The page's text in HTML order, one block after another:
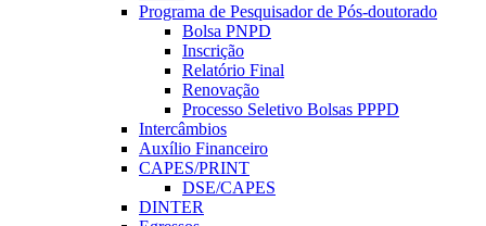
Programa de Pesquisador de Pós-doutorado
Bolsa PNPD
Inscrição
Relatório Final
Renovação
Processo Seletivo Bolsas PPPD
Intercâmbios
Auxílio Financeiro
CAPES/PRINT
DSE/CAPES
DINTER